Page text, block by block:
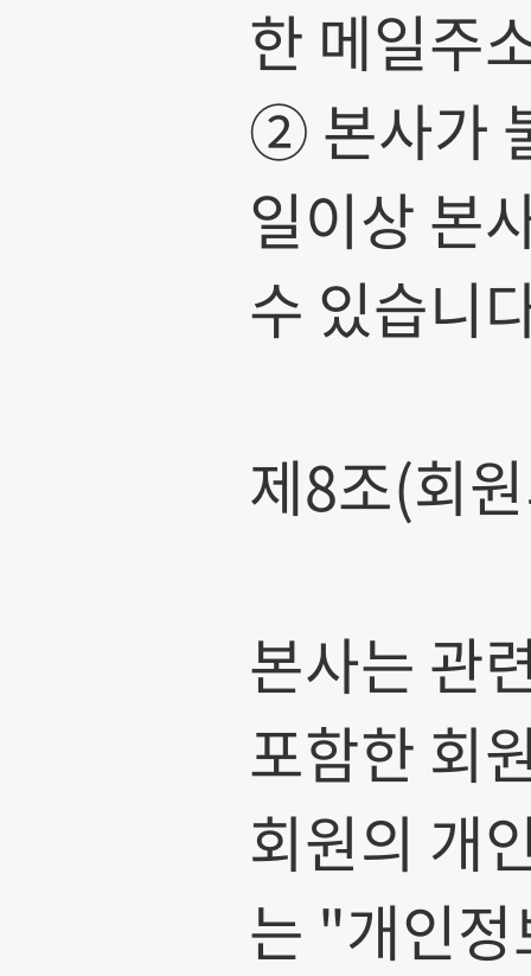
한 메일주
② 본사가
일이상 본
수 있습니
제8조(회
본사는 관
포함한 회
회원의 개
는 "개인